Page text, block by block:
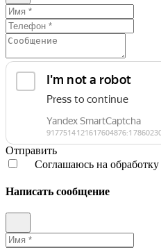
Отправить
Соглашаюсь на обработку
Написать сообщение